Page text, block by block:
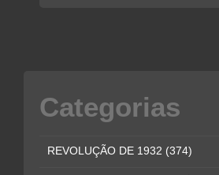
Categorias
REVOLUÇÃO DE 1932 (374)